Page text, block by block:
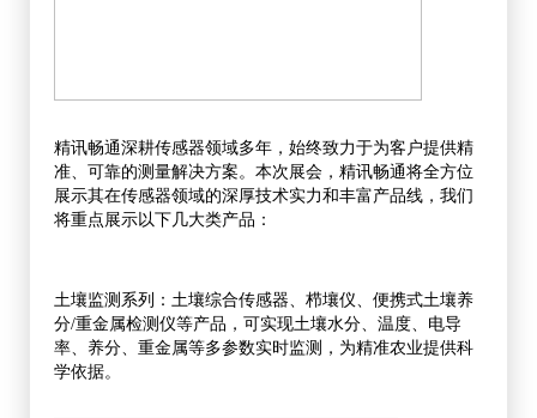
精讯畅通深耕传感器领域多年，始终致力于为客户提供精
准、可靠的测量解决方案。本次展会，精讯畅通将全方位
展示其在传感器领域的深厚技术实力和丰富产品线，我们
将重点展示以下几大类产品：
土壤监测系列：土壤综合传感器、栉壤仪、便携式土壤养
分/重金属检测仪等产品，可实现土壤水分、温度、电导
率、养分、重金属等多参数实时监测，为精准农业提供科
学依据。